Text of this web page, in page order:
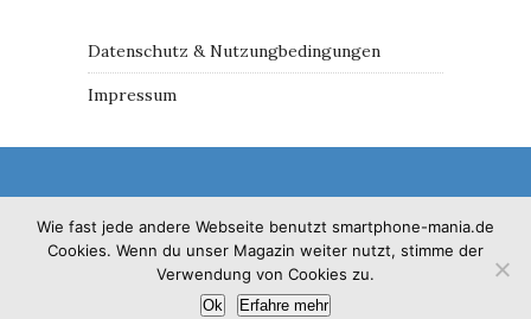
Datenschutz & Nutzungbedingungen
Impressum
© 2017 - Solo Pine. All Rights Reserved. Designed &
Developed bySoloPine.com
Wie fast jede andere Webseite benutzt smartphone-mania.de
Cookies. Wenn du unser Magazin weiter nutzt, stimme der
Verwendung von Cookies zu.
Ok Erfahre mehr